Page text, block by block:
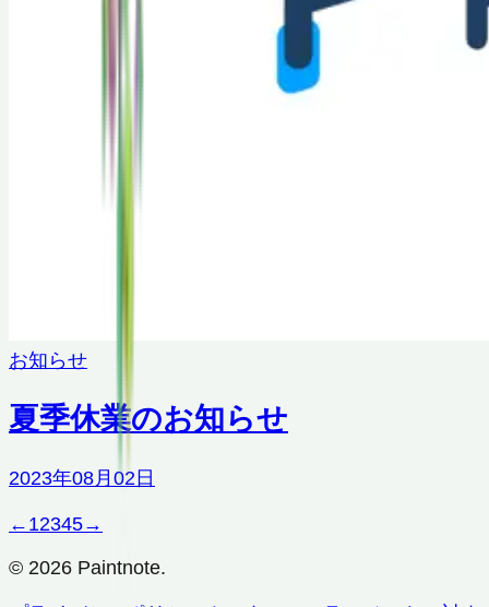
お知らせ
夏季休業のお知らせ
2023年08月02日
←12345→
© 2026 Paintnote.